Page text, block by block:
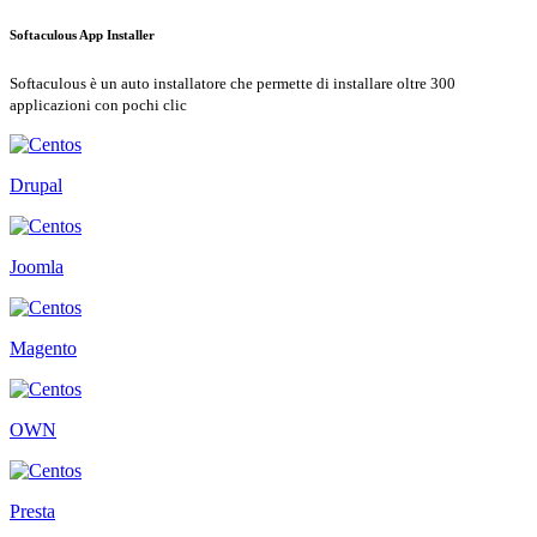
Softaculous App Installer
Softaculous è un auto installatore che permette di installare oltre 300
applicazioni con pochi clic
Drupal
Joomla
Magento
OWN
Presta